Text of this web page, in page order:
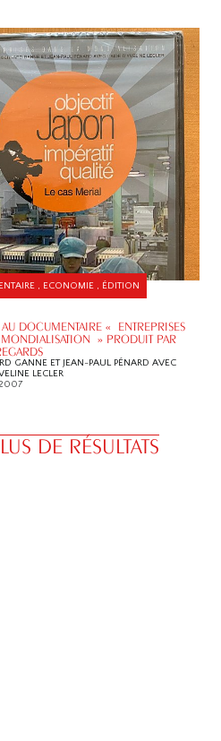
, ECONOMIE , ÉDITION
DOCUMENTAIRE « ENTREPRISES
» PRODUIT PAR
GANNE ET JEAN-PAUL PÉNARD AVEC
LECLER
2007
DE RÉSULTATS